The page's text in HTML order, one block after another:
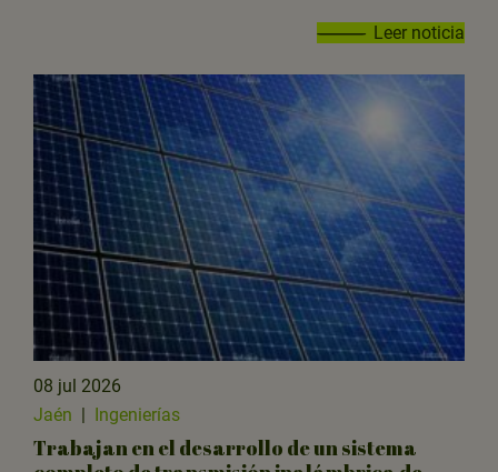
Leer noticia
08 jul 2026
Jaén
Ingenierías
Trabajan en el desarrollo de un sistema